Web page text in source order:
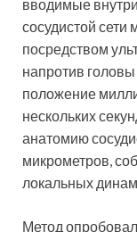
вводимые
сосудистой сети
посредством
напротив
положение
нескольких
анатомию
микрометров,
локальных
Метод